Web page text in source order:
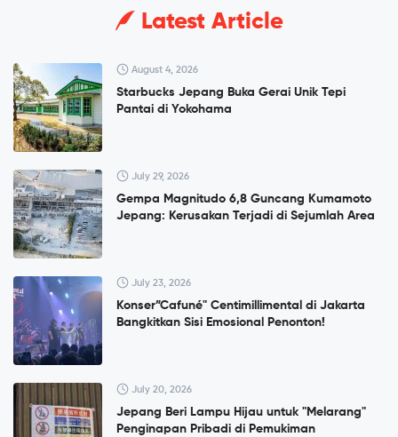
Latest Article
August 4, 2026
Starbucks Jepang Buka Gerai Unik Tepi
Pantai di Yokohama
July 29, 2026
Gempa Magnitudo 6,8 Guncang Kumamoto
Jepang: Kerusakan Terjadi di Sejumlah Area
July 23, 2026
Konser”Cafuné" Centimillimental di Jakarta
Bangkitkan Sisi Emosional Penonton!
July 20, 2026
Jepang Beri Lampu Hijau untuk "Melarang"
Penginapan Pribadi di Pemukiman